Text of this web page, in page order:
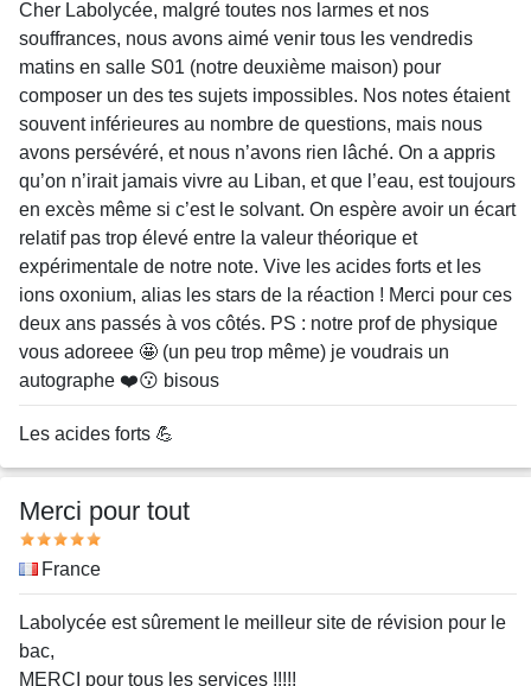
Message
Cher Labolycée, malgré toutes nos larmes et nos
souffrances, nous avons aimé venir tous les vendredis
matins en salle S01 (notre deuxième maison) pour
composer un des tes sujets impossibles. Nos notes étaient
souvent inférieures au nombre de questions, mais nous
avons persévéré, et nous n’avons rien lâché. On a appris
qu’on n’irait jamais vivre au Liban, et que l’eau, est toujours
en excès même si c’est le solvant. On espère avoir un écart
relatif pas trop élevé entre la valeur théorique et
expérimentale de notre note. Vive les acides forts et les
ions oxonium, alias les stars de la réaction ! Merci pour ces
deux ans passés à vos côtés. PS : notre prof de physique
vous adoreee 🤩 (un peu trop même) je voudrais un
autographe ❤️😗 bisous
Nom
Les acides forts 💪
Merci pour tout
Note
PaysFrance
Message
Labolycée est sûrement le meilleur site de révision pour le
bac,
MERCI pour tous les services !!!!!